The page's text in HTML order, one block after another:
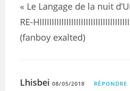
« Le Langage de la nuit
RE-
(fanboy exalted)
Lhisbei 08/05/2018 RÉPONDRE